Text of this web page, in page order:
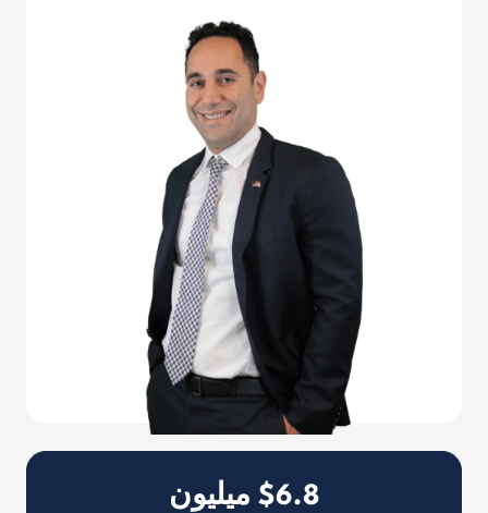
$6.8 میلیون